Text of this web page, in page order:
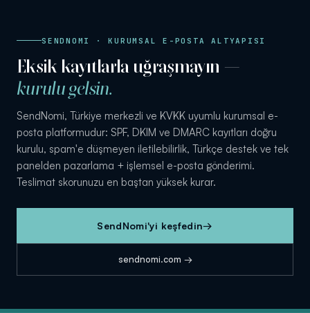
SENDNOMI · KURUMSAL E-POSTA ALTYAPISI
Eksik kayıtlarla uğraşmayın —
kurulu gelsin.
SendNomi, Türkiye merkezli ve KVKK uyumlu kurumsal e-
posta platformudur: SPF, DKIM ve DMARC kayıtları doğru
kurulu, spam'e düşmeyen iletilebilirlik, Türkçe destek ve tek
panelden pazarlama + işlemsel e-posta gönderimi.
Teslimat skorunuzu en baştan yüksek kurar.
SendNomi'yi keşfedin→
sendnomi.com →